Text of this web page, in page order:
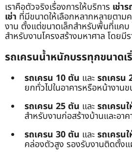
เราคือตัวจริงเรื่องการให้บริการ เช่า
เช่า ที่มีขนาดให้เลือกหลากหลายตาม
งาน ตั้งแต่ขนาดเล็กสำหรับพื้นที่แค
สำหรับงานโครงสร้างมหาศาล โดยมี
รถเครนน้ำหนักบรรทุกขนาดเ
รถเครน 10 ตัน และรถเครน
ยกทั่วไปในอาคารหรือหน้างานข
รถเครน 25 ตัน และรถเครน
สำหรับงานก่อสร้างบ้านและอา
รถเครน 30 ตัน และรถเครน
คล่องตัวสูง รองรับงานติดตั้ง